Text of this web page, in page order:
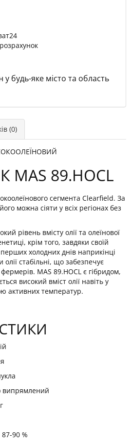
будь-яке місто та область
(0)
89.HOCL
сегмента Clearfield. За
можна сіяти у всіх регіонах без
рівень вмісту олії та олеїнової
крім того, завдяки своїй
холодних днів наприкінці
олії стабільні, що забезпечує
MAS 89.HOCL є гібридом,
високий вміст олії навіть у
активних температур.
випрямлений
87-90 %